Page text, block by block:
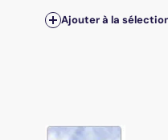
Ajouter à la